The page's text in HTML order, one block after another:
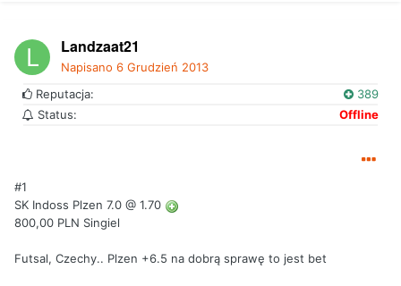
Landzaat21
Napisano 6 Grudzień 2013
Reputacja:
389
Status:
Offline
#1
SK Indoss Plzen 7.0 @ 1.70
800,00 PLN Singiel
Futsal, Czechy.. Plzen +6.5 na dobrą sprawę to jest bet